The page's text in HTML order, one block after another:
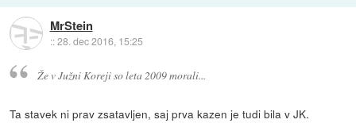
MrStein
::28. dec 2016, 15:25
Že v Južni Koreji so leta 2009 morali...
Ta stavek ni prav zsatavljen, saj prva kazen je tudi bila v JK.